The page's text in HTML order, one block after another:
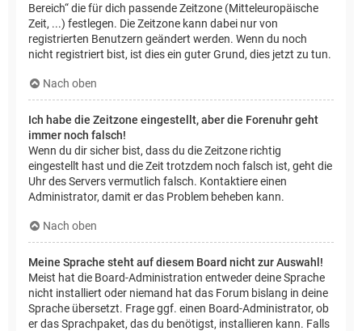
Bereich“ die für dich passende Zeitzone (Mitteleuropäische
Zeit, ...) festlegen. Die Zeitzone kann dabei nur von
registrierten Benutzern geändert werden. Wenn du noch
nicht registriert bist, ist dies ein guter Grund, dies jetzt zu tun.
Nach oben
Ich habe die Zeitzone eingestellt, aber die Forenuhr geht
immer noch falsch!
Wenn du dir sicher bist, dass du die Zeitzone richtig
eingestellt hast und die Zeit trotzdem noch falsch ist, geht die
Uhr des Servers vermutlich falsch. Kontaktiere einen
Administrator, damit er das Problem beheben kann.
Nach oben
Meine Sprache steht auf diesem Board nicht zur Auswahl!
Meist hat die Board-Administration entweder deine Sprache
nicht installiert oder niemand hat das Forum bislang in deine
Sprache übersetzt. Frage ggf. einen Board-Administrator, ob
er das Sprachpaket, das du benötigst, installieren kann. Falls